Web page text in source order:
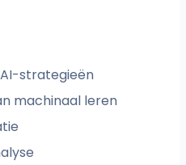
strategieën
machinaal leren